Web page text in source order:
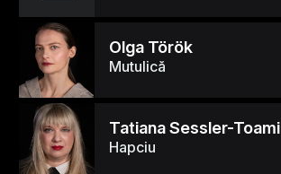
Olga Török
Mutulică
Tatiana Sessler-Toami
Hapciu